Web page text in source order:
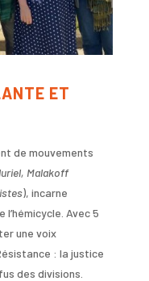
ET
de mouvements
Malakoff
), incarne
l’hémicycle. Avec 5
une voix
: la justice
des divisions.